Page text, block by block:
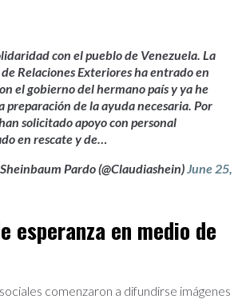
con el pueblo de Venezuela. La
Relaciones Exteriores ha entrado en
el gobierno del hermano país y ya he
preparación de la ayuda necesaria. Por
solicitado apoyo con personal
en rescate y de…
Pardo (@Claudiashein)June 25,
esperanza en medio de
comenzaron a difundirse imágenes